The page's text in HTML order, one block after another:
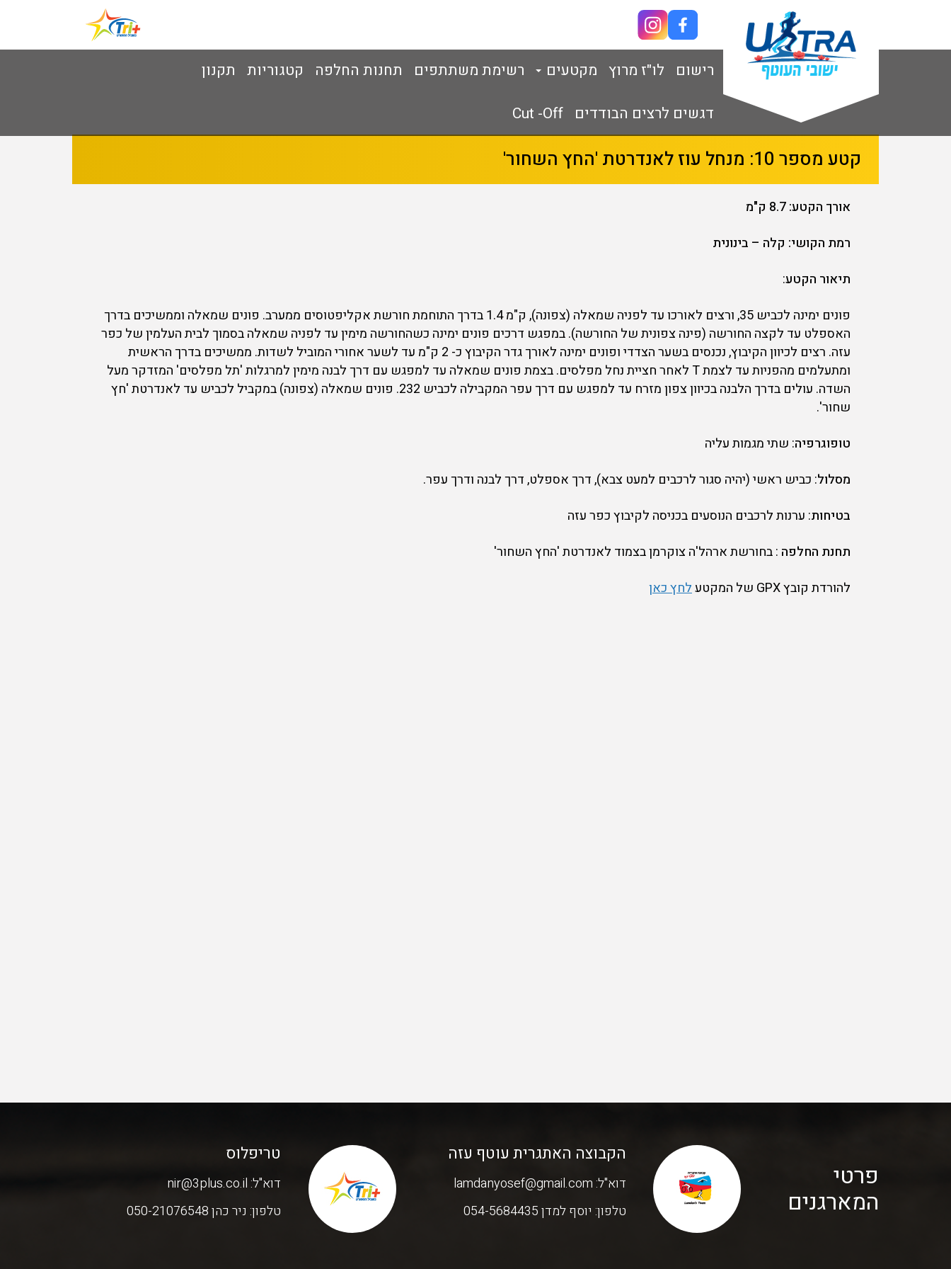
רישום לו"ז מרוץ מקטעים רשימת משתתפים תחנות החלפה קטגוריות תקנון
דגשים לרצים הבודדים Cut -Off
קטע מספר 10: מנחל עוז לאנדרטת 'החץ השחור'
אורך הקטע: 8.7 ק"מ
רמת הקושי: קלה – בינונית
תיאור הקטע:
פונים ימינה לכביש 35, ורצים לאורכו עד לפניה שמאלה (צפונה), ק"מ 1.4 בדרך התוחמת חורשת אקליפטוסים ממערב. פונים שמאלה וממשיכים בדרך
האספלט עד לקצה החורשה (פינה צפונית של החורשה). במפגש דרכים פונים ימינה כשהחורשה מימין עד לפניה שמאלה בסמוך לבית העלמין של כפר
עזה. רצים לכיוון הקיבוץ, נכנסים בשער הצדדי ופונים ימינה לאורך גדר הקיבוץ כ- 2 ק"מ עד לשער אחורי המוביל לשדות. ממשיכים בדרך הראשית
ומתעלמים מהפניות עד לצמת T לאחר חציית נחל מפלסים. בצמת פונים שמאלה עד למפגש עם דרך לבנה מימין למרגלות 'תל מפלסים' המזדקר מעל
השדה. עולים בדרך הלבנה בכיוון צפון מזרח עד למפגש עם דרך עפר המקבילה לכביש 232. פונים שמאלה (צפונה) במקביל לכביש עד לאנדרטת 'חץ
שחור'.
טופוגרפיה: שתי מגמות עליה
מסלול: כביש ראשי (יהיה סגור לרכבים למעט צבא), דרך אספלט, דרך לבנה ודרך עפר.
בטיחות: ערנות לרכבים הנוסעים בכניסה לקיבוץ כפר עזה
תחנת החלפה : בחורשת ארהל'ה צוקרמן בצמוד לאנדרטת 'החץ השחור'
להורדת קובץ GPX של המקטע
לחץ כאן
פרטי
המארגנים
הקבוצה האתגרית עוטף עזה
דוא"ל:lamdanyosef@gmail.com
טלפון: יוסף למדן 054-5684435
טריפלוס
דוא"ל:nir@3plus.co.il
טלפון: ניר כהן 050-21076548